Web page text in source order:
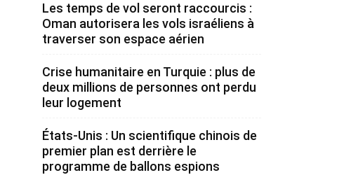
Les temps de vol seront raccourcis :
Oman autorisera les vols israéliens à
traverser son espace aérien
Crise humanitaire en Turquie : plus de
deux millions de personnes ont perdu
leur logement
États-Unis : Un scientifique chinois de
premier plan est derrière le
programme de ballons espions